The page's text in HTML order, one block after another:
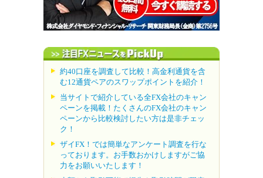
約40口座を調査して比較！高金利通貨を含
む12通貨ペアのスワップポイントを紹介！
当サイトで紹介している全FX会社のキャン
ペーンを掲載！たくさんのFX会社のキャン
ペーンから比較検討したい方は是非チェッ
ク！
ザイFX！では簡単なアンケート調査を行な
っております。お手数おかけしますがご協
力をお願いいたします！